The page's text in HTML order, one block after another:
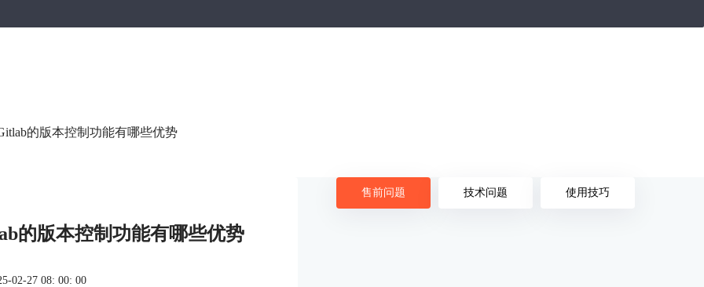
的版本控制功能有哪些优势
的版本控制功能有哪些优势
02-27 08: 00: 00
售前问题 技术问题 使用技巧